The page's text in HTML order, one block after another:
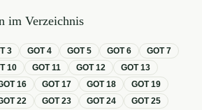
im Verzeichnis
3 GOT4 GOT5 GOT6 GOT7
10 GOT11 GOT12 GOT13
16 GOT17 GOT18 GOT19
22 GOT23 GOT24 GOT25